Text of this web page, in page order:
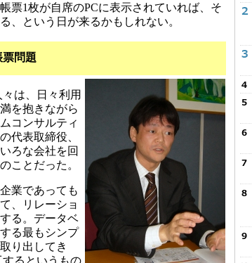
票1枚が自席のPCに表示されていれば、そ
、という日が来るかもしれない。
問題
は、日々利用
を抱きながら
コンサルティ
代表取締役、
ろな会社を回
ことだった。
業であっても
、リレーショ
る。データベ
る最もシンプ
り出してき
するというもの